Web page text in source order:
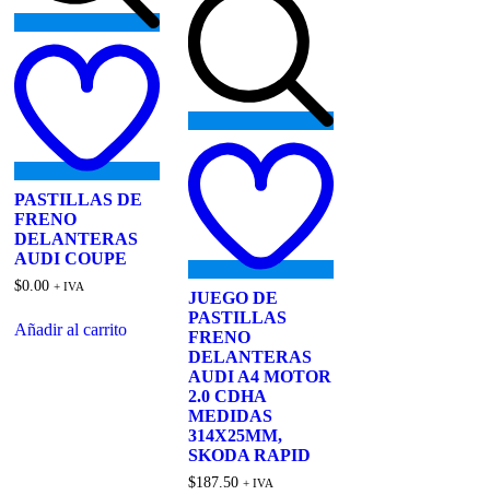
Add
wishlist
PASTILLAS DE
FRENO
DELANTERAS
AUDI COUPE
$0.00 + IVA
Añadir al carrito
wishlist
JUEGO DE
PASTILLAS
FRENO
DELANTERAS
AUDI A4 MOTOR
2.0 CDHA
MEDIDAS
314X25MM,
SKODA RAPID
$187.50 + IVA